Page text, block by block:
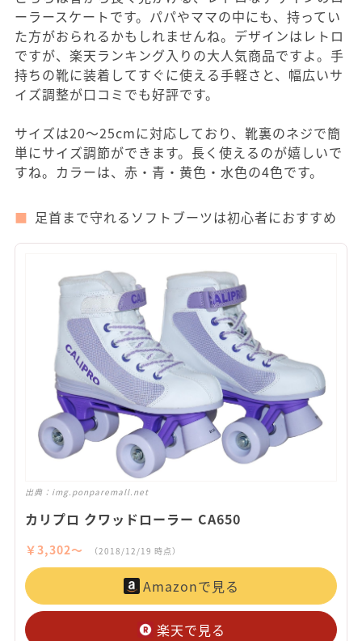
ーラースケートです。パパやママの中にも、持ってい
た方がおられるかもしれませんね。デザインはレトロ
ですが、楽天ランキング入りの大人気商品ですよ。手
持ちの靴に装着してすぐに使える手軽さと、幅広いサ
イズ調整が口コミでも好評です。
サイズは20～25cmに対応しており、靴裏のネジで簡
単にサイズ調節ができます。長く使えるのが嬉しいで
すね。カラーは、赤・青・黄色・水色の4色です。
足首まで守れるソフトブーツは初心者におすすめ
出典： img.ponparemall.net
カリプロ クワッドローラー CA650
￥3,302〜 （2018/12/19 時点）
Amazonで見る
楽天で見る